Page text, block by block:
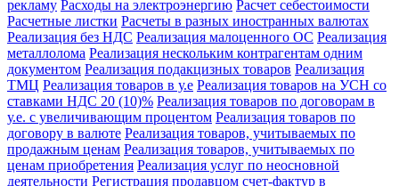
рекламу Расходы на электроэнергию Расчет себестоимости
Расчетные листки Расчеты в разных иностранных валютах
Реализация без НДС Реализация малоценного ОС Реализация
металлолома Реализация нескольким контрагентам одним
документом Реализация подакцизных товаров Реализация
ТМЦ Реализация товаров в у.е Реализация товаров на УСН со
ставками НДС 20 (10)% Реализация товаров по договорам в
у.е. с увеличивающим процентом Реализация товаров по
договору в валюте Реализация товаров, учитываемых по
продажным ценам Реализация товаров, учитываемых по
ценам приобретения Реализация услуг по неосновной
деятельности Регистрация продавцом счет-фактур в